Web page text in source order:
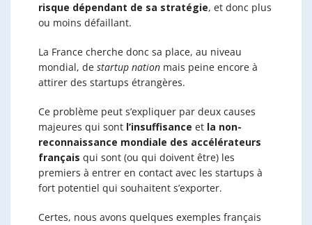
risque dépendant de sa stratégie, et donc plus
ou moins défaillant.
La France cherche donc sa place, au niveau
mondial, de startup nation mais peine encore à
attirer des startups étrangères.
Ce problème peut s’expliquer par deux causes
majeures qui sont l’insuffisance et la non-
reconnaissance mondiale des accélérateurs
français qui sont (ou qui doivent être) les
premiers à entrer en contact avec les startups à
fort potentiel qui souhaitent s’exporter.
Certes, nous avons quelques exemples français